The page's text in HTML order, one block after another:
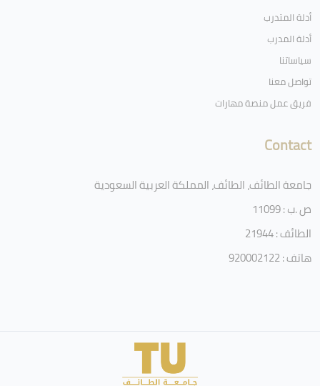
أدلة المتدرب
أدلة المدرب
سياساتنا
تواصل معنا
فريق عمل منصة مهارات
Contact
جامعة الطائف، الطائف، المملكة العربية السعودية
ص .ب : 11099
الطائف : 21944
هاتف : 920002122